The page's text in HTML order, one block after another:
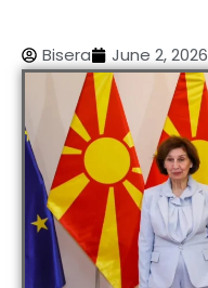
Bisera June 2, 2026